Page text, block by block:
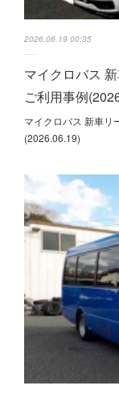
2026.06.19 00:35
マイクロバス
ご利用事例
マイクロバス 新車リ
(2026.06.19)